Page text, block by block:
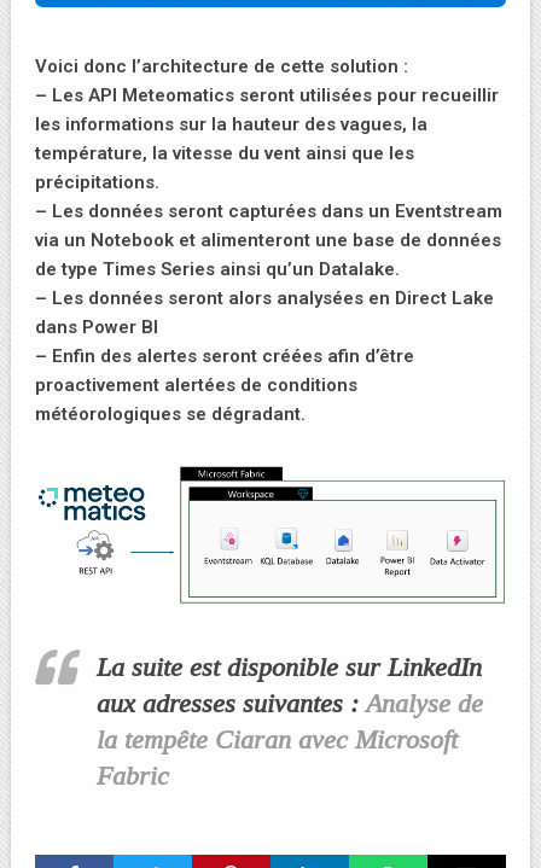
Voici donc l’architecture de cette solution :
– Les API Meteomatics seront utilisées pour recueillir
les informations sur la hauteur des vagues, la
température, la vitesse du vent ainsi que les
précipitations.
– Les données seront capturées dans un Eventstream
via un Notebook et alimenteront une base de données
de type Times Series ainsi qu’un Datalake.
– Les données seront alors analysées en Direct Lake
dans Power BI
– Enfin des alertes seront créées afin d’être
proactivement alertées de conditions
météorologiques se dégradant.
La suite est disponible sur LinkedIn
aux adresses suivantes :Analyse de
la tempête Ciaran avec Microsoft
Fabric